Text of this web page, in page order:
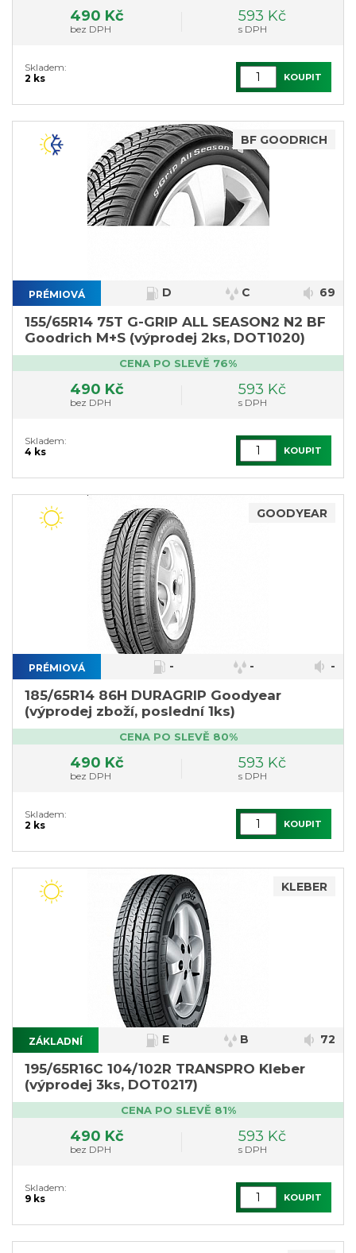
490 Kč
bez DPH
593 Kč
s DPH
Skladem:
2 ks
KOUPIT
BF GOODRICH
PRÉMIOVÁ D C 69
155/65R14 75T G-GRIP ALL SEASON2 N2 BF
Goodrich M+S (výprodej 2ks, DOT1020)
CENA PO SLEVĚ 76%
490 Kč
bez DPH
593 Kč
s DPH
Skladem:
4 ks
KOUPIT
GOODYEAR
PRÉMIOVÁ - - -
185/65R14 86H DURAGRIP Goodyear
(výprodej zboží, poslední 1ks)
CENA PO SLEVĚ 80%
490 Kč
bez DPH
593 Kč
s DPH
Skladem:
2 ks
KOUPIT
KLEBER
ZÁKLADNÍ E B 72
195/65R16C 104/102R TRANSPRO Kleber
(výprodej 3ks, DOT0217)
CENA PO SLEVĚ 81%
490 Kč
bez DPH
593 Kč
s DPH
Skladem:
9 ks
KOUPIT